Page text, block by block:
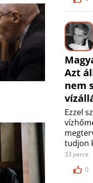
Azt
nem
Ezzel
tudjon
33 perce
0